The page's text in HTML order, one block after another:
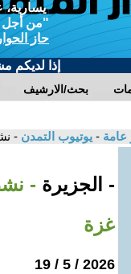
يسارية،
"من أجل
حاز
إذا لديكم
بحث/الارشيف
عامة - يوتيوب التمدن -
- الجزيرة -
غزة
2026 / 5 / 19